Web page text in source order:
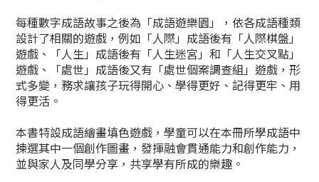
每種數字成語故事之後為「成語遊樂園」，依各成語種類
設計了相關的遊戲，例如「人際」成語後有「人際棋盤」
遊戲、「人生」成語後有「人生迷宮」和「人生交叉點」
遊戲、「處世」成語後又有「處世個案調查組」遊戲，形
式多變，務求讓孩子玩得開心、學得更好、記得更牢、用
得更活。
本書特設成語繪畫填色遊戲，學童可以在本冊所學成語中
揀選其中一個創作圖畫，發揮融會貫通能力和創作能力，
並與家人及同學分享，共享學有所成的樂趣。